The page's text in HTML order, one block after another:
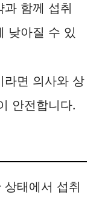
과 함께 섭취
낮아질 수 있
라면 의사와 상
안전합니다.
태에서 섭취